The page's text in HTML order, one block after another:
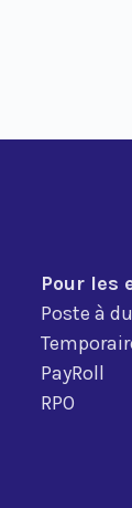
Pour les
Poste à
PayRoll
RPO